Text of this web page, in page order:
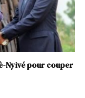
Nyivé pour couper